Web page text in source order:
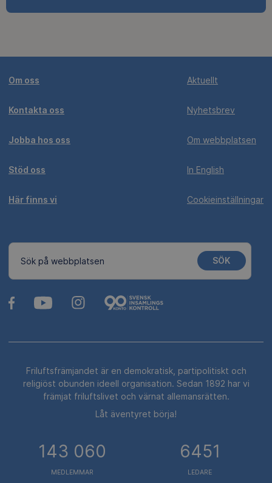
Om oss
Kontakta oss
Jobba hos oss
Stöd oss
Här finns vi
Aktuellt
Nyhetsbrev
Om webbplatsen
In English
Cookieinställningar
Sök på webbplatsen SÖK
Friluftsfrämjandet är en demokratisk, partipolitiskt och
religiöst obunden ideell organisation. Sedan 1892 har vi
främjat friluftslivet och värnat allemansrätten.
Låt äventyret börja!
143 060
MEDLEMMAR
6451
LEDARE